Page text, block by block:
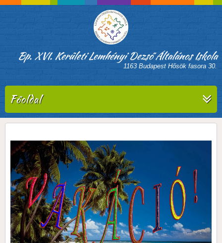
Bp. XVI. Kerületi Lemhényi Dezső Általános Iskola
1163 Budapest Hősök fasora 30.
Főoldal